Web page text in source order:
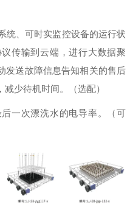
统、可时实监控设备的运行状
传输到云端，进行大数据聚
发送故障信息告知相关的售后
少待机时间。（选配）
一次漂洗水的电导率。（可